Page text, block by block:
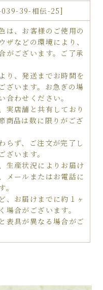
39-相伝-25]
は、お客様のご使用の
ザなどの環境により、
がございます。ご了承
り、発送までお時間を
ざいます。お急ぎの場
合わせください。
実店舗と共有しており
商品は数に限りがござ
らず、ご注文が完了し
ざいます。
生産状況によりお届け
メールまたはお電話に
、お届けまでに約１ヶ
場合がございます。
表具が異なる場合がご